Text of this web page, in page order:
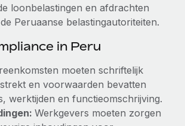
loonbelastingen en afdrachten
Peruaanse belastingautoriteiten.
in Peru
moeten schriftelijk
en voorwaarden bevatten
werktijden en functieomschrijving.
Werkgevers moeten zorgen